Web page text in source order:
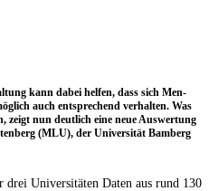
kann dabei hel­fen, dass sich Men­
auch ent­spre­chend ver­hal­ten. Was
zeigt nun deut­lich eine neue Aus­wer­tung
(MLU), der Uni­ver­si­tät Bam­berg
drei Uni­ver­si­tä­ten Daten aus rund 130